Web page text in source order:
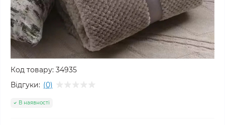
Код товару: 34935
Відгуки: (0)
В наявності